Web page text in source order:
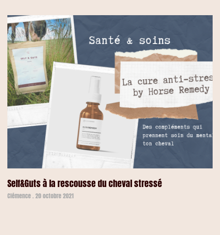
Self&Guts à la rescousse du cheval stressé
Clémence 20 octobre 2021